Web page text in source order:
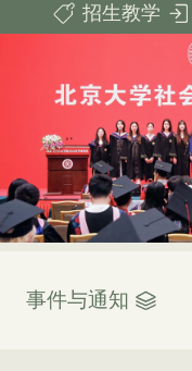
招生教学
事件与通知